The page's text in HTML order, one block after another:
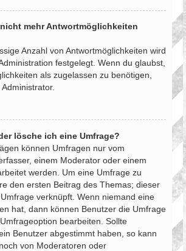
mehr Antwortmöglichkeiten
Anzahl von Antwortmöglichkeiten wird
festgelegt. Wenn du glaubst,
als zugelassen zu benötigen,
lösche ich eine Umfrage?
können Umfragen nur vom
einem Moderator oder einem
werden. Um eine Umfrage zu
den ersten Beitrag des Themas; dieser
verknüpft. Wenn niemand eine
hat, dann können Benutzer die Umfrage
bearbeiten. Sollte
Benutzer abgestimmt haben, so kann
von Moderatoren oder